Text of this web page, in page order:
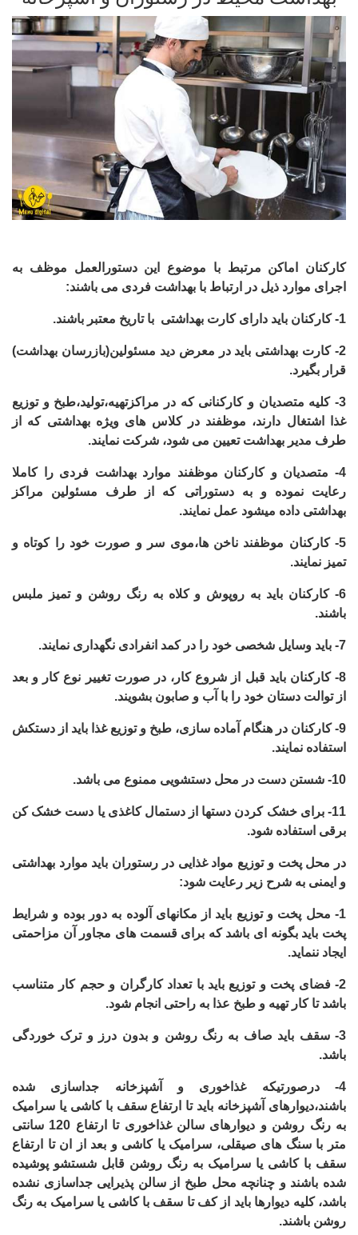
کارکنان اماکن مرتبط با موضوع این دستورالعمل موظف به
اجرای موارد ذیل در ارتباط با بهداشت فردی می باشند:
1- کارکنان باید دارای کارت بهداشتی با تاریخ معتبر باشند.
2- کارت بهداشتی باید در معرض دید مسئولین(بازرسان بهداشت)
قرار بگیرد.
3- کلیه متصدیان و کارکنانی که در مراکزتهیه،تولید،طبخ و توزیع
غذا اشتغال دارند، موظفند در کلاس های ویژه بهداشتی که از
طرف مدیر بهداشت تعیین می شود، شرکت نمایند.
4-
متصدیان و کارکنان موظفند موارد بهداشت فردی را کاملا
رعایت نموده و به دستوراتی که از طرف مسئولین مراکز
بهداشتی داده میشود عمل نمایند.
5- کارکنان موظفند ناخن ها،موی سر و صورت خود را کوتاه و
تمیز نمایند.
6-
کارکنان باید به روپوش و کلاه به رنگ روشن و تمیز ملبس
باشند.
7- باید وسایل شخصی خود را در کمد انفرادی نگهداری نمایند.
8- کارکنان باید قبل از شروع کار، در صورت تغییر نوع کار و بعد
از توالت دستان خود را با آب و صابون بشویند.
9- کارکنان در هنگام آماده سازی، طبخ و توزیع غذا باید از دستکش
استفاده نمایند.
10- شستن دست در محل دستشویی ممنوع می باشد.
11- برای خشک کردن دستها از دستمال کاغذی یا دست خشک کن
برقی استفاده شود.
در محل پخت و توزیع مواد غذایی در رستوران باید موارد بهداشتی
و ایمنی به شرح زیر رعایت شود:
1-
محل پخت و توزیع باید از مکانهای آلوده به دور بوده و شرایط
پخت باید بگونه ای باشد که برای قسمت های مجاور آن مزاحمتی
ایجاد ننماید.
2- فضای پخت و توزیع باید با تعداد کارگران و حجم کار متناسب
باشد تا کار تهیه و طبخ عذا به راحتی انجام شود.
3-
سقف باید صاف به رنگ روشن و بدون درز و ترک خوردگی
باشد.
4-
درصورتیکه غذاخوری و آشپزخانه جداسازی شده
باشند،دیوارهای آشپزخانه باید تا ارتفاع سقف با کاشی یا سرامیک
به رنگ روشن و دیوارهای سالن غذاخوری تا ارتفاع 120 سانتی
متر با سنگ های صیقلی، سرامیک یا کاشی و بعد از ان تا ارتفاع
سقف با کاشی یا سرامیک به رنگ روشن قابل شستشو پوشیده
شده باشند و چنانچه محل طبخ از سالن پذیرایی جداسازی نشده
باشد، کلیه دیوارها باید از کف تا سقف با کاشی یا سرامیک به رنگ
روشن باشند.